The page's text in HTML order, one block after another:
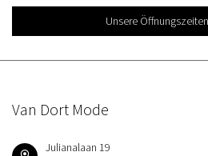
Unsere
Van Dort Mode
Julianalaan 19